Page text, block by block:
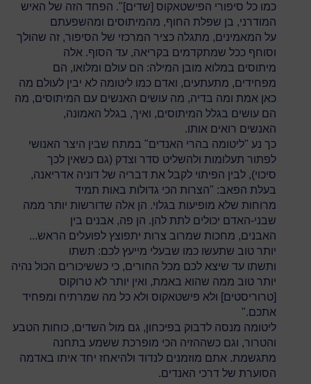
כמו כל סיפורי הפישטאקוס [שדים]". הפחד הזה של האיש
המודרני, בן שפלת החוף, מהמיתוסים ומהשפעתם
על המאמינים, מתגלה כציר המרכזי של הסיפור, זה שהולך
וסוחף ככל שמתקדמים בקריאה, עד הסוף. אלה
מיתוסים במלוא מובן המילה: הם עולם ומלואו, הם
מפחידים, מתעתעים, ואדם כמו ליטומה לא יבין לעולם מה
כאן אמת ומה בדיה, מה עושים האנשים עם המיתוסים, מה
הם עושים בגלל המיתוסים, ואיך, בגלל האמונה,
האנשים רואים אותו.
כך נע "ליטומה בהרי האנדים" במתח שבין היצר האנושי
לפתור תעלומות ולהשליט סדר וצדק (גם כשאין לכך
סיכוי), לבין הפיתוי לקבל את דבריה של דוניה אדריאנה,
בעלת הפאב: "הצרות הכי גדולות באות תמיד
מרוחות שלא מופיעות בגלוי. הן אלה שדורשות יותר ממה
שבני-האדם יכולים לתת להן. הן פה, אבנים בין
האבנים, מחכות שמרוב צרות יתפוצץ לפועלים הראש...
יותר טוב שתעשו כמו שבעלי מייעץ לכם: תשתו
ותשתו עד שיצא לכם מכל החורים, כי כששיכורים הכול נהיה
יותר טוב ממה שהוא באמת, ואין יותר לא טרוקוס
[טרוריסטים] ולא פישטאקוס ולא כל מה שמרתיח ומפחיד
אתכם."
ליטומה מנסה לדבוק בפיכחון, גם מול השדים, כוחות הטבע
והטרור, וגם כשההזיה הכי מופרכת ששמע בתחנה
מתגשמת. אתם מוזמנים לנדוד ולהיאחז יחד איתו באדמה
הסוערת של דרכי האנדים.